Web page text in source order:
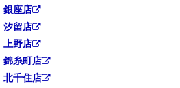
銀座店
汐留店
上野店
錦糸町店
北千住店